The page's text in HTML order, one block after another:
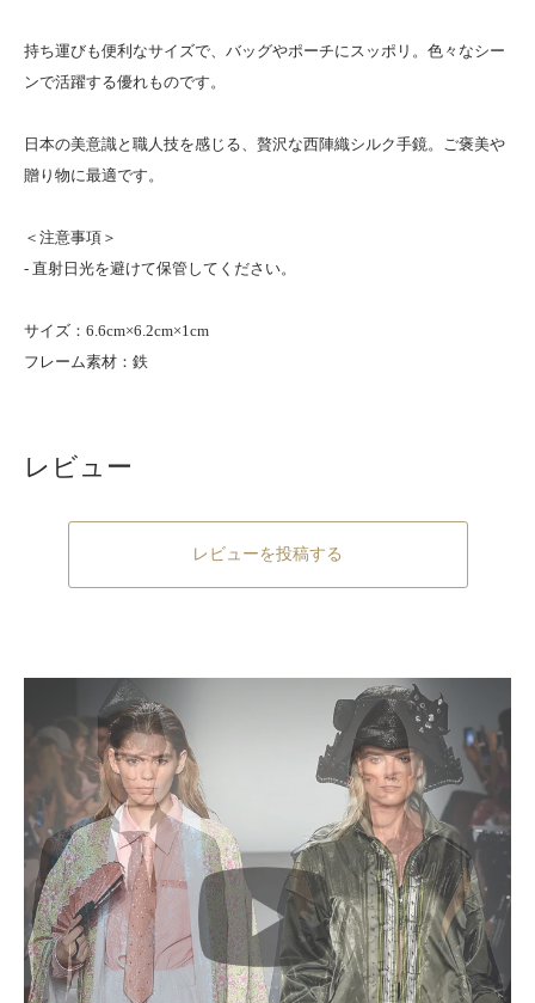
持ち運びも便利なサイズで、バッグやポーチにスッポリ。色々なシー
ンで活躍する優れものです。
日本の美意識と職人技を感じる、贅沢な西陣織シルク手鏡。ご褒美や
贈り物に最適です。
＜注意事項＞
- 直射日光を避けて保管してください。
サイズ：6.6cm×6.2cm×1cm
フレーム素材：鉄
レビュー
レビューを投稿する